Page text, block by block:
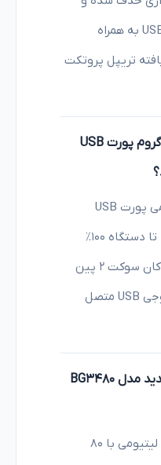
کابل شارژر مستقیم USB-A به همراه
تریپل پروتکت
آیا مدل‌های جدید بادی گروم پورت USB
خیر، هیچ مدل بادی‌گرومی پورت USB
مستقیم روی بدنه ندارد تا دستگاه ۱۰۰٪
ضدآب بماند. اتصال کماکان سوکت ۲ پین
است اما کابل آن به خروجی USB متصل
مشخصات بادی گروم جدید مدل BG3480
این مدل مجهز به باتری لیتیومی با ۸۰